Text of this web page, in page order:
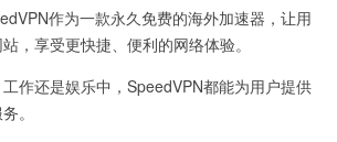
作为一款永久免费的海外加速器，让用
，享受更快捷、便利的网络体验。
还是娱乐中，SpeedVPN都能为用户提供
。